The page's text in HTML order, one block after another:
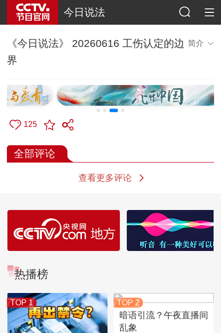
今日说法
《今日说法》 20260616 工伤认定的边
界
简介
125
全部评论
查看更多评论
热播榜
TOP 1 TOP 2
暗语引流？午夜直播间
乱象